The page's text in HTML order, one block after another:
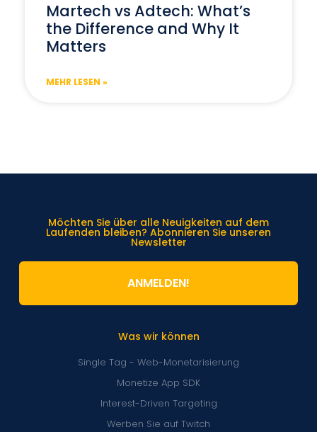
Martech vs Adtech: What’s
the Difference and Why It
Matters
MEHR LESEN »
Was wir können
Single Tag - Web-Monetarisierung
Monetize App SDK
Interest-Driven Targeting
Werben Sie auf Twitch
Möchten Sie über alle Neuigkeiten auf dem
Laufenden bleiben? Abonnieren Sie unseren
Newsletter
ANMELDEN!